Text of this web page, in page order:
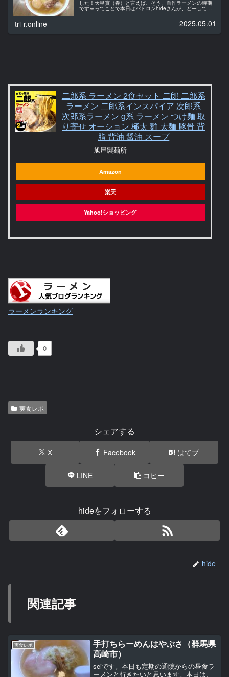
した！天皇賞（春）と言えば、そう、自作ラーメンの時期
ですｗってことで本日はパトロンhideさんが、どーしても
鴨スープのラーメンが食べたいというので、GWの思い出も
tri-r.online 2025.05.01
二郎系 ラーメン 2食セット 二郎 二郎系
ラーメン 二郎系インスパイア 次郎系
次郎系ラーメン g系 ラーメン つけ麺 取
り寄せ オーション 極太 麺 太麺 豚骨 背
脂 背油 醤油 スープ
旭屋製麺所
Amazon
楽天
Yahoo!ショッピング
ラーメンランキング
0
実食レポ
シェアする
X Facebook はてブ
LINE コピー
hideをフォローする
hide
関連記事
実食レポ
手打ちらーめんはやぶさ（群馬県
高崎市）
seiです。本日も定期の通院からの昼食ラ
ーメンと行きたいと思います。本日は、